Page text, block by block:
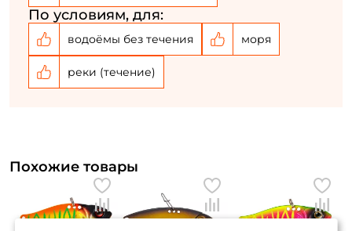
По условиям, для:
водоёмы без течения моря
реки (течение)
Похожие товары